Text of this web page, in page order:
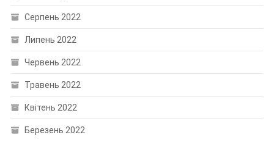
Серпень 2022
Липень 2022
Червень 2022
Травень 2022
Квітень 2022
Березень 2022